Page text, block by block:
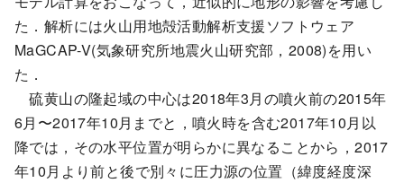
た．解析には火山用地殻活動解析支援ソフトウェア
MaGCAP-V(気象研究所地震火山研究部，2008)を用い
た．
硫黄山の隆起域の中心は2018年3月の噴火前の2015年
6月〜2017年10月までと，噴火時を含む2017年10月以
降では，その水平位置が明らかに異なることから，2017
年10月より前と後で別々に圧力源の位置（緯度経度深